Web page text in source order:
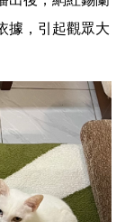
據，引起觀眾大